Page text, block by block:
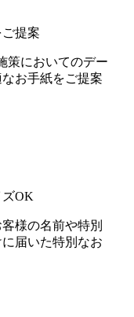
策においてのデー
お手紙をご提案
様の名前や特別
届いた特別なお